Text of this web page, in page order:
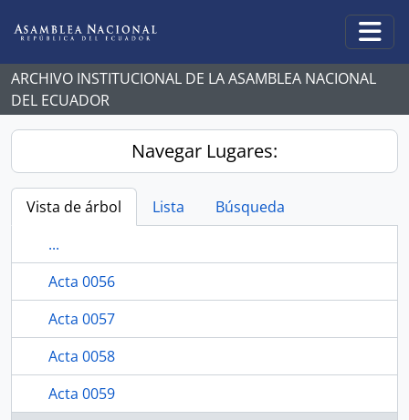
ARCHIVO INSTITUCIONAL DE LA ASAMBLEA NACIONAL
DEL ECUADOR
Navegar Lugares:
Vista de árbol Lista
Búsqueda
...
Acta 0056
Acta 0057
Acta 0058
Acta 0059